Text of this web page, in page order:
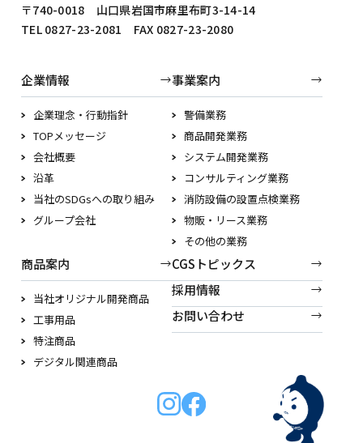
〒740-0018 山口県岩国市麻里布町3-14-14
TEL 0827-23-2081 FAX 0827-23-2080
企業情報
企業理念・行動指針
TOPメッセージ
会社概要
沿革
当社のSDGsへの取り組み
グループ会社
事業案内
警備業務
商品開発業務
システム開発業務
コンサルティング業務
消防設備の設置点検業務
物販・リース業務
その他の業務
商品案内
当社オリジナル開発商品
工事用品
特注商品
デジタル関連商品
CGSトピックス
採用情報
お問い合わせ